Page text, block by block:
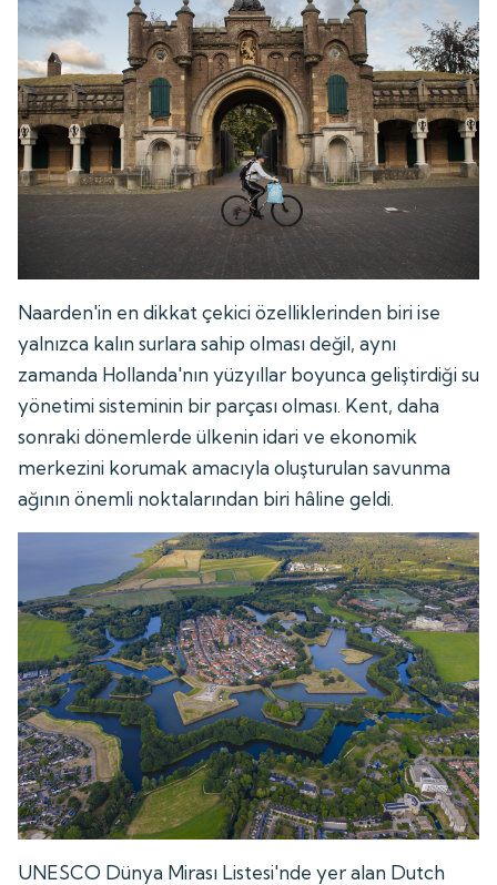
Naarden'in en dikkat çekici özelliklerinden biri ise
yalnızca kalın surlara sahip olması değil, aynı
zamanda Hollanda'nın yüzyıllar boyunca geliştirdiği su
yönetimi sisteminin bir parçası olması. Kent, daha
sonraki dönemlerde ülkenin idari ve ekonomik
merkezini korumak amacıyla oluşturulan savunma
ağının önemli noktalarından biri hâline geldi.
UNESCO Dünya Mirası Listesi'nde yer alan Dutch